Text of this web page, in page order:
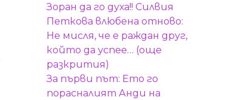
Зоран да го духа!! Силвия
Петкова влюбена отново:
Не мисля, че е раждан друг,
който да успее… (още
разкрития)
За първи път: Ето го
порасналият Анди на